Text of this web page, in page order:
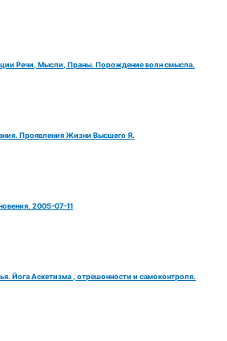
Речи, Мысли, Праны. Порождение волн смысла.
Проявления Жизни Высшего Я.
2005-07-11
Йога Аскетизма , отрешонности и самоконтроля.